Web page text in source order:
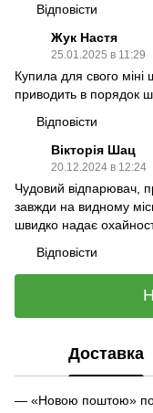
Відповісти
Жук Настя
25.01.2025 в 11:29
Купила для свого
приводить в порядок
Відповісти
Вікторія Шац
20.12.2024 в 12:24
Чудовий відпарювач,
завжди на видному
швидко надає
Відповісти
Доставка
— «Новою поштою» по